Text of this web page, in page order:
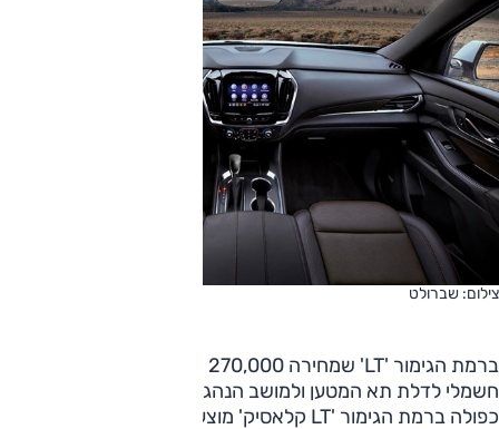
צילום: שברולט
חשמלי לדלת תא המטען ולמושב הנהג, טעינה אלחוטית. הנעה